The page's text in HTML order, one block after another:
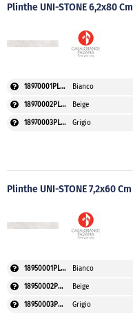
Plinthe UNI-STONE 6,2x80 Cm
18970001PLAUVEO Bianco
18970002PLAUVEO Beige
18970003PLAUVEO Grigio
Plinthe UNI-STONE 7,2x60 Cm
18950001PLAUVEO Bianco
18950002PLAUVEO Beige
18950003PLAUVEO Grigio